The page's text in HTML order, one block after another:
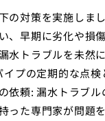
の対策を実施しま
早期に劣化や損
水トラブルを未然
プの定期的な点
依頼: 漏水トラブ
った専門家が問題